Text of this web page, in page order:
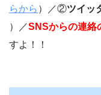
らから ）／②ツイッ
）／SNSからの連絡
すよ！！